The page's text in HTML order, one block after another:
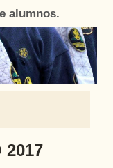
alumnos.
2017